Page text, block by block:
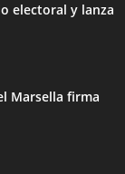
electoral y lanza
Marsella firma